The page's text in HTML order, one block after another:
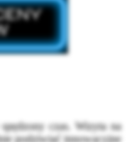
czas. Wizyta na
podziwiać innowacyjne